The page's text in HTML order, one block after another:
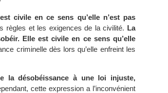
civile en ce sens qu’elle n’est pas
règles et les exigences de la civilité. La
Elle est civile en ce sens qu’elle
criminelle dès lors qu’elle enfreint les
la désobéissance à une loi injuste,
cette expression a l’inconvénient